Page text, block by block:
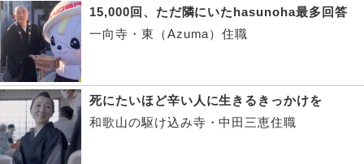
15,000回、ただ隣にいたhasunoha最多回答
一向寺・東（Azuma）住職
死にたいほど辛い人に生きるきっかけを
和歌山の駆け込み寺・中田三恵住職